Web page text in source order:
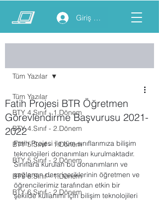
Giriş yap
Tüm Yazılar
BTY 4.Sınıf - 1.Dönem
BTY 4.Sınıf - 2.Dönem
BTY 5.Sınıf - 1.Dönem
BTY 5.Sınıf - 2.Dönem
BTY 6.Sınıf - 1.Dönem
BTY 6.Sınıf - 2.Dönem
Tüm Yazılar
Fatih Projesi BTR Öğretmen
Görevlendirme Başvurusu 2021-
2022
Fatih Projesi ile tüm sınıflarımıza bilişim
teknolojileri donanımları kurulmaktadır.
Sınıflara kurulan bu donanımların ve
sağlanan ders içeriklerinin öğretmen ve
öğrencilerimiz tarafından etkin bir
şekilde kullanımı için bilişim teknolojileri